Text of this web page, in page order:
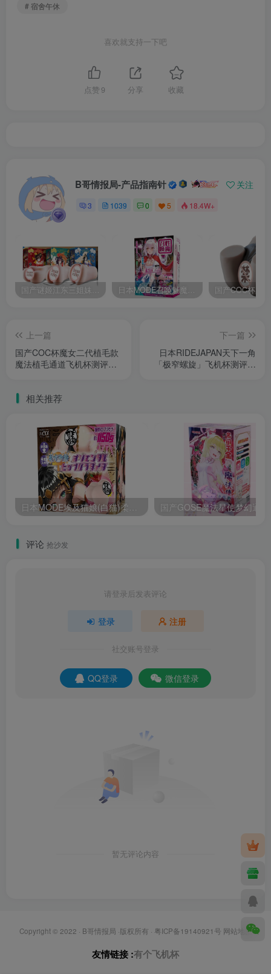
# 宿舍午休
喜欢就支持一下吧
点赞 9 分享 收藏
B哥情报局-产品指南针 关注
3 1039 0 5 18.4W+
国产谜姬江东三姐妹国潮飞机杯低中高刺激度全覆盖飞机杯测评报告 日本MODE召唤魅魔飞机杯高刺激榨汁姬名器倒模自慰器使用体验及测评报告
上一篇
国产COC杯魔女二代植毛款
魔法植毛通道飞机杯测评报
下一篇
日本RIDEJAPAN天下一角
「极窄螺旋」飞机杯测评报
相关推荐
日本MODE埃及猫娘(白猫)柔软亲肤飞机杯测评报告
评论 抢沙发
请登录后发表评论
登录 注册
社交账号登录
QQ登录 微信登录
暂无评论内容
Copyright © 2022 · B哥情报局 ·版权所有 · 粤ICP备19140921号 网站地图
友情链接 :有个飞机杯